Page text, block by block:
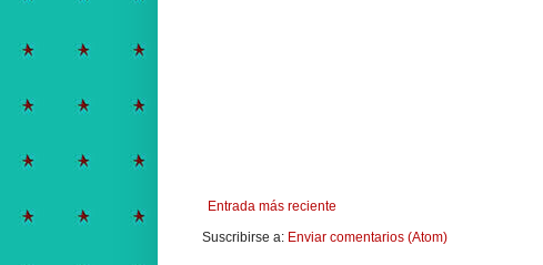
Entrada más reciente
Suscribirse a: Enviar comentarios (Atom)